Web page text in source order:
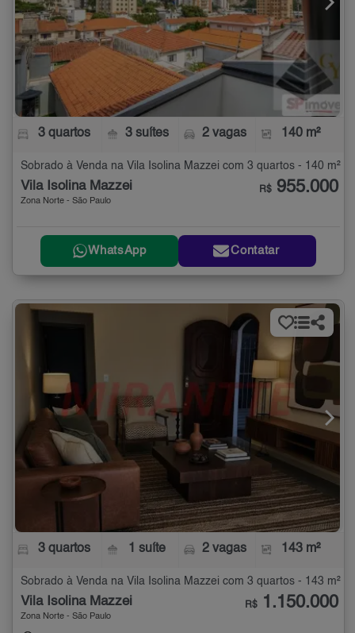
3 quartos 3 suítes 2 vagas 140 m²
Sobrado à Venda na Vila Isolina Mazzei com 3 quartos - 140 m²
Vila Isolina Mazzei
Zona Norte - São Paulo
R$ 955.000
WhatsApp Contatar
3 quartos 1 suíte 2 vagas 143 m²
Sobrado à Venda na Vila Isolina Mazzei com 3 quartos - 143 m²
Vila Isolina Mazzei
Zona Norte - São Paulo
R$ 1.150.000